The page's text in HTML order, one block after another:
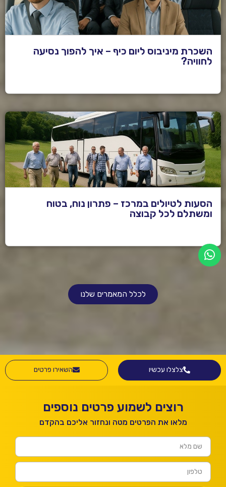
השכרת מיניבוס ליום כיף – איך להפוך נסיעה
לחוויה?
הסעות לטיולים במרכז – פתרון נוח, בטוח
ומשתלם לכל קבוצה
לכלל המאמרים שלנו
צלצלו עכשיו השאירו פרטים
רוצים לשמוע פרטים נוספים
מלאו את הפרטים מטה ונחזור אליכם בהקדם